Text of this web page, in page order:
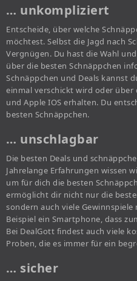
… unkompliziert
Entscheide, über welche
möchtest. Selbst die Jagd nach
Vergnügen. Du hast die Wahl
über die besten Schnäppchen
Schnäppchen und Deals kannst
einmal verschickt wird oder über
und Apple IOS erhalten. Du
besten Schnäppchen.
… unschlagbar
Die besten Deals und
Jahrelange Erfahrungen wissen
um für dich die besten
ermöglicht dir nicht nur die
sondern auch viele
Beispiel ein Smartphone, dass
Bei DealGott findest auch viele
Proben, die es immer für ein
… sicher